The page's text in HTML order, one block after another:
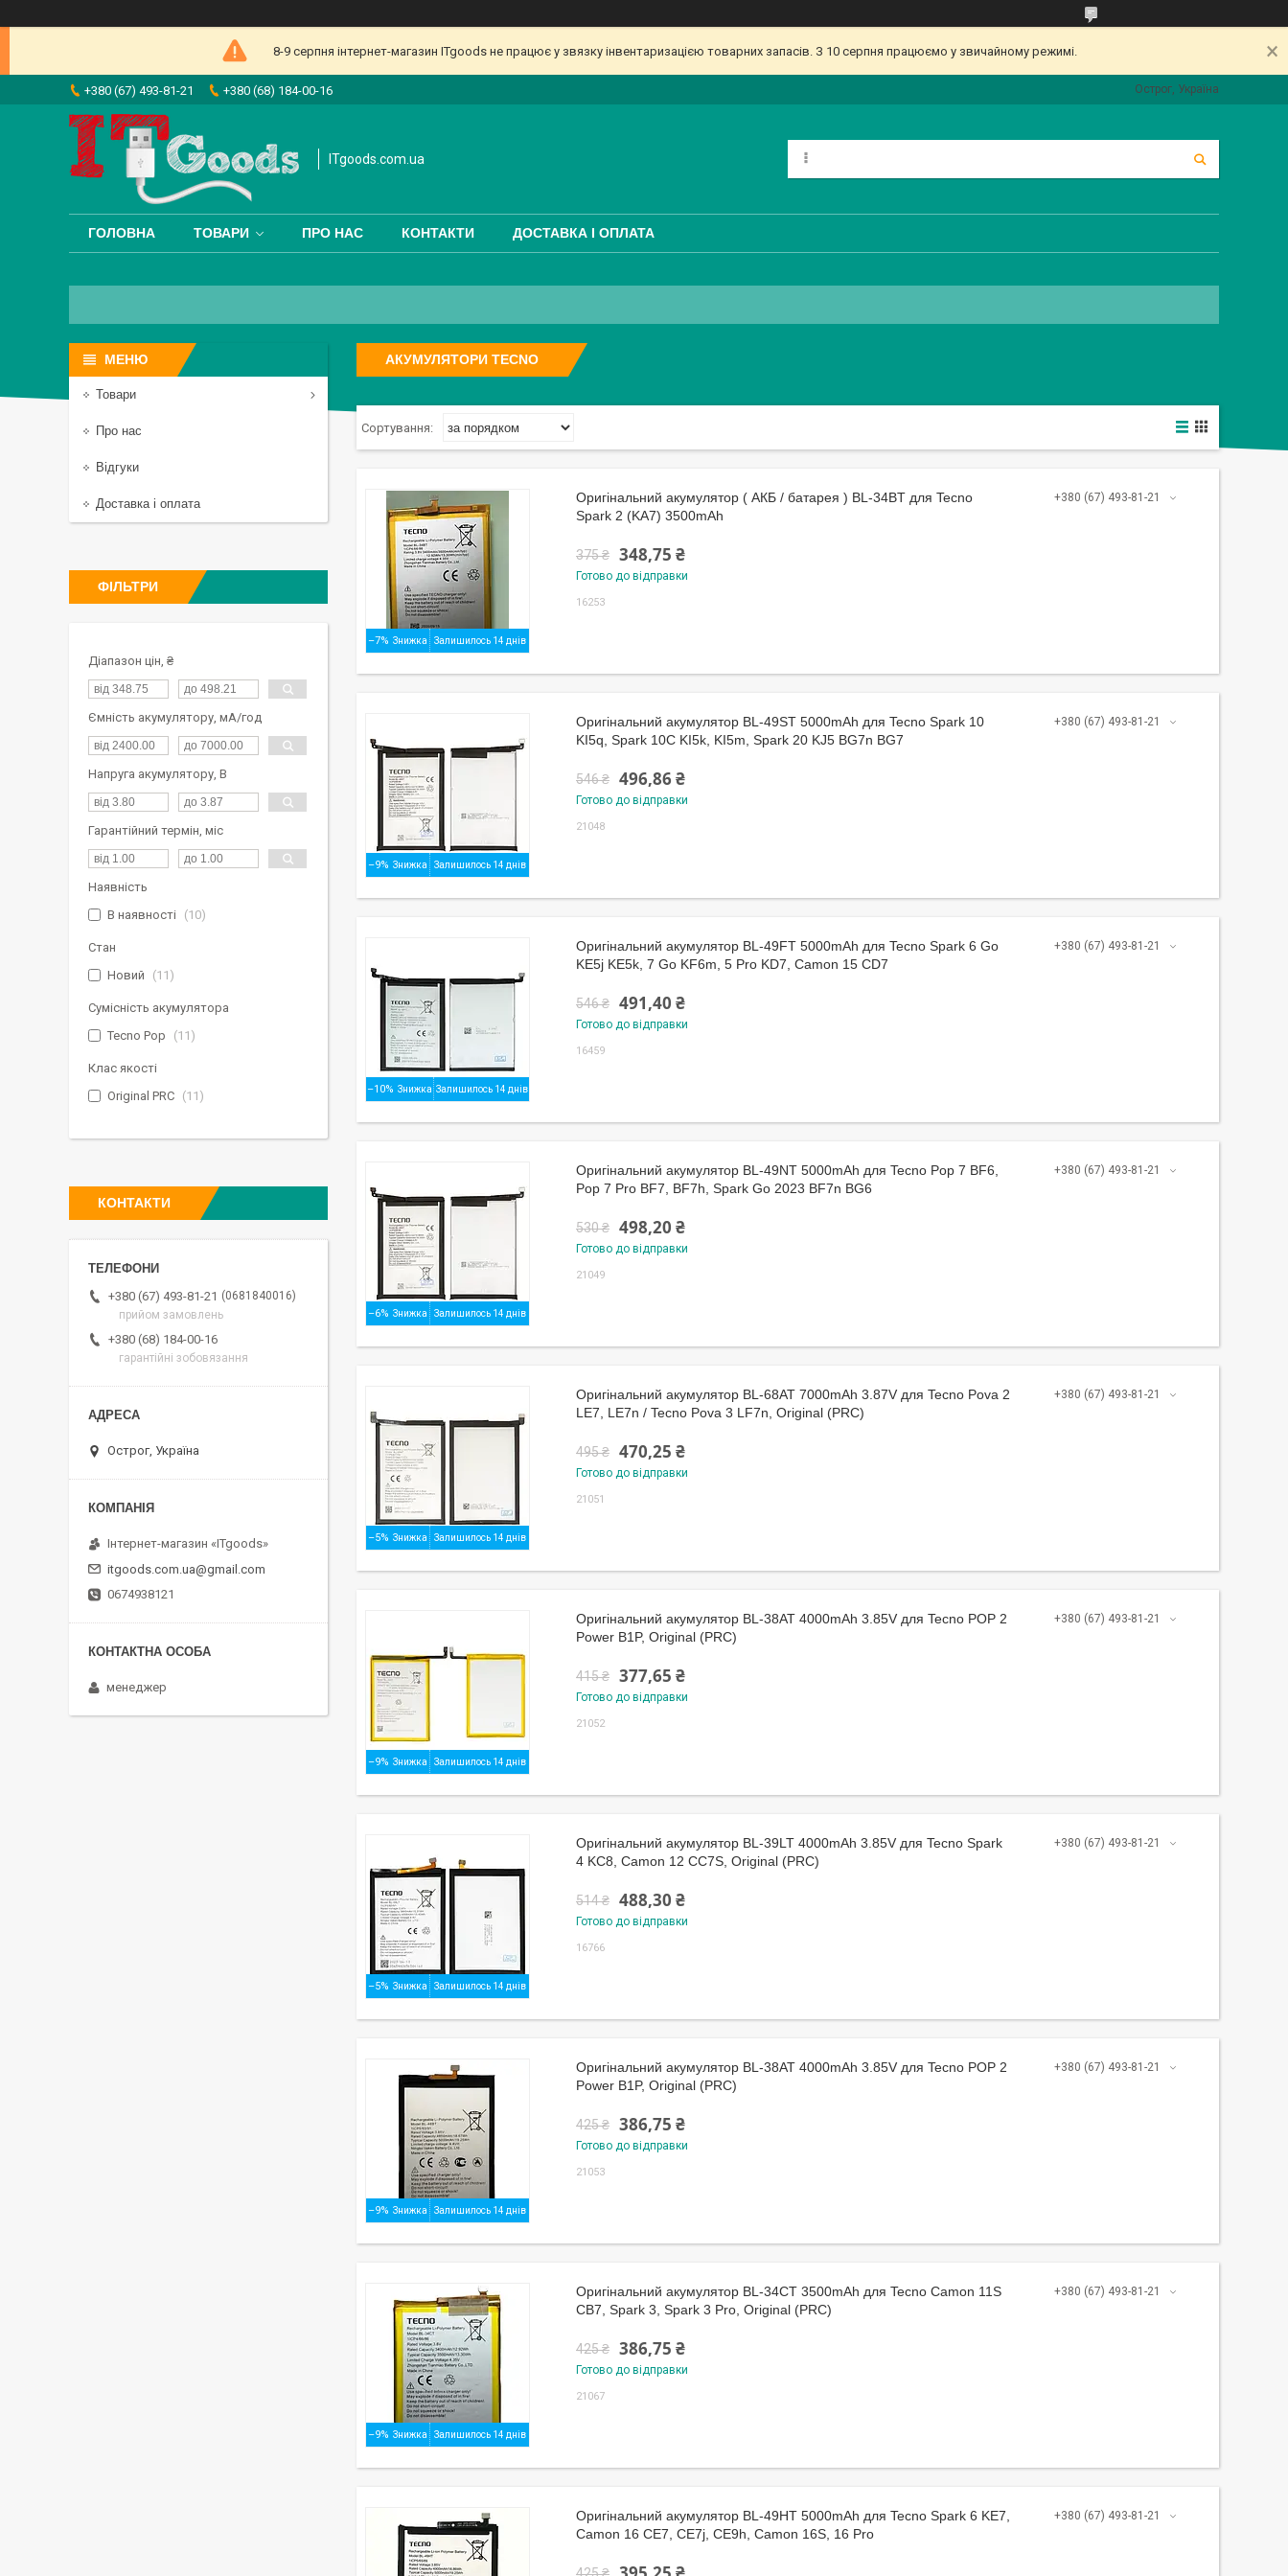
8-9 серпня інтернет-магазин ITgoods не працює у звязку інвентаризацією товарних запасів. З 10 серпня працюємо у звичайному режимі.
+380 (67) 493-81-21 +380 (68) 184-00-16 Острог, Україна
ITgoods.com.ua
ГОЛОВНА ТОВАРИ ПРО НАС КОНТАКТИ ДОСТАВКА І ОПЛАТА
АКУМУЛЯТОРИ TECNO
–7% Залишилось 14 днів
+380 (67) 493-81-21
Оригінальний акумулятор ( АКБ / батарея ) BL-34BT для Tecno
Spark 2 (KA7) 3500mAh
375 ₴ 348,75 ₴
Готово до відправки
16253
–9% Залишилось 14 днів
+380 (67) 493-81-21
Оригінальний акумулятор BL-49ST 5000mAh для Tecno Spark 10
KI5q, Spark 10C KI5k, KI5m, Spark 20 KJ5 BG7n BG7
546 ₴ 496,86 ₴
Готово до відправки
21048
–10% Залишилось 14 днів
+380 (67) 493-81-21
Оригінальний акумулятор BL-49FT 5000mAh для Tecno Spark 6 Go
KE5j KE5k, 7 Go KF6m, 5 Pro KD7, Camon 15 CD7
546 ₴ 491,40 ₴
Готово до відправки
16459
–6% Залишилось 14 днів
+380 (67) 493-81-21
Оригінальний акумулятор BL-49NT 5000mAh для Tecno Pop 7 BF6,
Pop 7 Pro BF7, BF7h, Spark Go 2023 BF7n BG6
530 ₴ 498,20 ₴
Готово до відправки
21049
–5% Залишилось 14 днів
+380 (67) 493-81-21
Оригінальний акумулятор BL-68AT 7000mAh 3.87V для Tecno Pova 2
LE7, LE7n / Tecno Pova 3 LF7n, Original (PRC)
495 ₴ 470,25 ₴
Готово до відправки
21051
–9% Залишилось 14 днів
+380 (67) 493-81-21
Оригінальний акумулятор BL-38AT 4000mAh 3.85V для Tecno POP 2
Power B1P, Original (PRC)
415 ₴ 377,65 ₴
Готово до відправки
21052
–5% Залишилось 14 днів
+380 (67) 493-81-21
Оригінальний акумулятор BL-39LT 4000mAh 3.85V для Tecno Spark
4 KC8, Camon 12 CC7S, Original (PRC)
514 ₴ 488,30 ₴
Готово до відправки
16766
–9% Залишилось 14 днів
+380 (67) 493-81-21
Оригінальний акумулятор BL-38AT 4000mAh 3.85V для Tecno POP 2
Power B1P, Original (PRC)
425 ₴ 386,75 ₴
Готово до відправки
21053
–9% Залишилось 14 днів
+380 (67) 493-81-21
Оригінальний акумулятор BL-34CT 3500mAh для Tecno Camon 11S
CB7, Spark 3, Spark 3 Pro​​​​​​​, Original (PRC)
425 ₴ 386,75 ₴
Готово до відправки
21067
+380 (67) 493-81-21
Оригінальний акумулятор BL-49HT 5000mAh для Tecno Spark 6 KE7,
Camon 16 CE7, CE7j, CE9h, Camon 16S, 16 Pro
425 ₴
Товари
Про нас
Відгуки
Доставка і оплата
ФІЛЬТРИ
Діапазон цін, ₴
Ємність акумулятору, мА/год
Напруга акумулятору, В
Гарантійний термін, міс
Наявність
В наявності
10
Стан
Новий
11
Сумісність акумулятора
Tecno Pop
11
Клас якості
Original PRC
11
КОНТАКТИ
+380 (67) 493-81-21
0681840016
прийом замовлень
+380 (68) 184-00-16
гарантійні зобовязання
Острог, Україна
Інтернет-магазин «ITgoods»
itgoods.com.ua@gmail.com
0674938121
менеджер